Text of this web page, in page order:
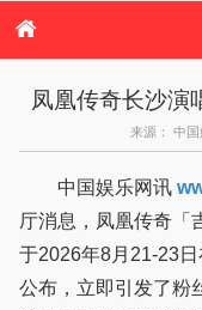
电视剧
演
凤凰传奇长沙演
来源： 中
中国娱乐网讯
厅消息，凤凰传奇「
于2026年8月21-23
公布，立即引发了粉